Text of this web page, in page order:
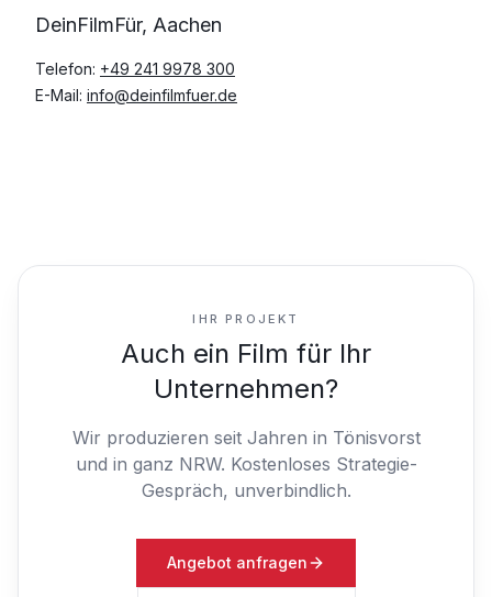
DeinFilmFür, Aachen
Telefon: +49 241 9978 300
E-Mail: info@deinfilmfuer.de
IHR PROJEKT
Auch ein Film für Ihr
Unternehmen?
Wir produzieren seit Jahren in Tönisvorst
und in ganz NRW. Kostenloses Strategie-
Gespräch, unverbindlich.
Angebot anfragen